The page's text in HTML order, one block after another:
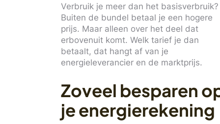
Verbruik je meer dan het basisverbruik?
Buiten de bundel betaal je een hogere
prijs. Maar alleen over het deel dat
erbovenuit komt. Welk tarief je dan
betaalt, dat hangt af van je
energieleverancier en de marktprijs.
Zoveel besparen
je energierekening